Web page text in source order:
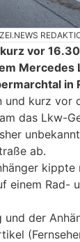
vor
Mercedes
in
und kurz vor
das Lkw-
ab.
einem Rad-
und der